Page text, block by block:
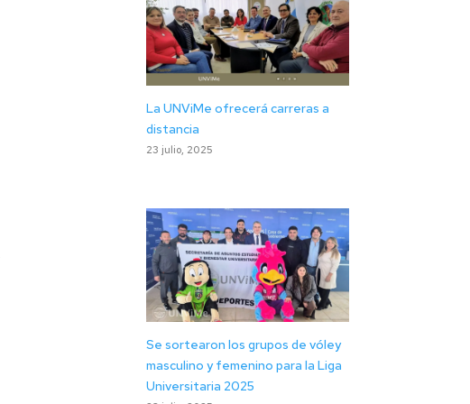
La UNViMe ofrecerá carreras a
distancia
23 julio, 2025
Se sortearon los grupos de vóley
masculino y femenino para la Liga
Universitaria 2025